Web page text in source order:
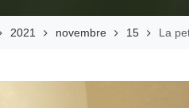
2021 novembre 15 La